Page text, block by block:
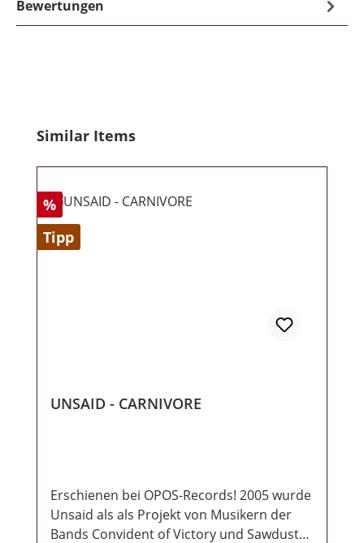
Bewertungen
Produktgalerie überspringen
Similar Items
Rabatt
%
Tipp
UNSAID - CARNIVORE
Erschienen bei OPOS-Records! 2005 wurde
Unsaid als als Projekt von Musikern der
Bands Convident of Victory und Sawdust